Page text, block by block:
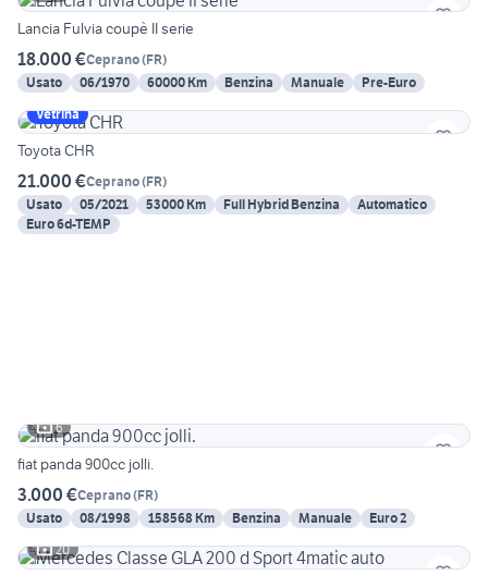
Lancia Fulvia coupè II serie
18.000 €Ceprano(FR)
Usato
06/1970 60000 Km Benzina Manuale
Pre-Euro
Vetrina
Toyota CHR
21.000 €Ceprano(FR)
Usato
05/2021 53000 Km Full Hybrid Benzina
Automatico
Euro 6d-TEMP
6
fiat panda 900cc jolli.
3.000 €Ceprano(FR)
Usato
08/1998 158568 Km Benzina Manuale
Euro 2
20